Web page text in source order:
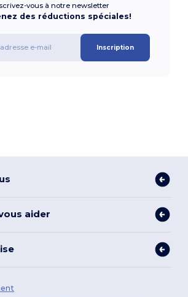
vous à notre newsletter
des réductions spéciales!
Inscription
aider